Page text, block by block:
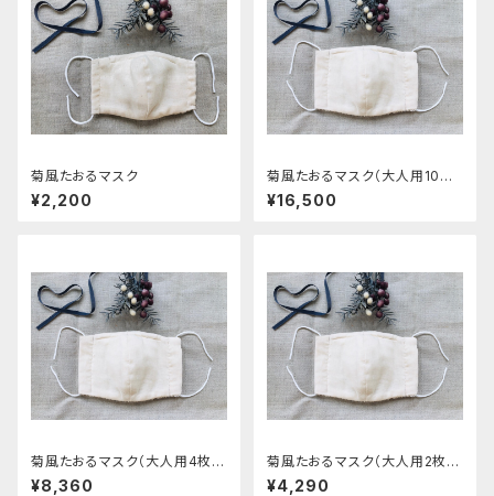
菊風たおるマスク
¥2,200
菊風たおるマスク（大人用10枚
セット）
¥16,500
菊風たおるマスク（大人用4枚セ
ット）
¥8,360
菊風たおるマスク（大人用2枚セ
ット）
¥4,290